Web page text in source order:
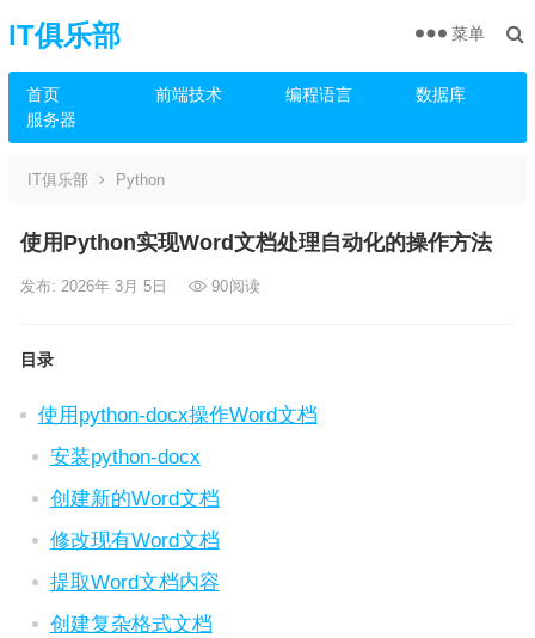
IT俱乐部
首页 前端技术 编程语言
数据库
服务器
菜单
IT俱乐部 Python
使用Python实现Word文档处理自动化的操作方法
发布: 2026年 3月 5日 90阅读
目录
使用python-docx操作Word文档
安装python-docx
创建新的Word文档
修改现有Word文档
提取Word文档内容
创建复杂格式文档